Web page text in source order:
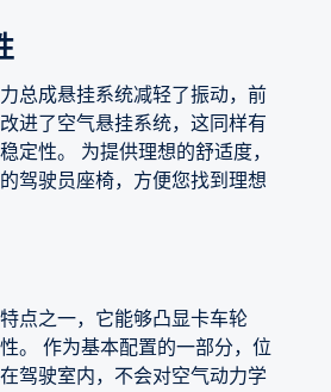
总成悬挂系统减轻了振动，前
进了空气悬挂系统，这同样有
定性。 为提供理想的舒适度，
驾驶员座椅，方便您找到理想
点之一，它能够凸显卡车轮
。 作为基本配置的一部分，位
驾驶室内，不会对空气动力学